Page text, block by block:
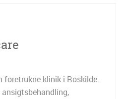
foretrukne klinik i Roskilde.